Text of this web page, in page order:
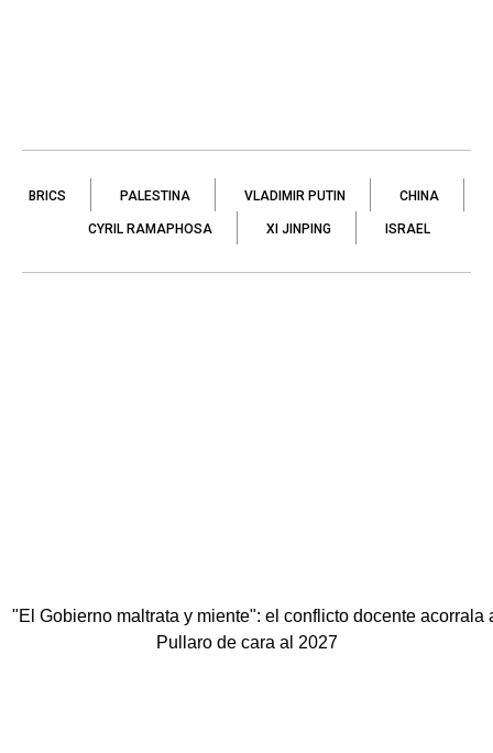
BRICS PALESTINA VLADIMIR PUTIN CHINA
CYRIL RAMAPHOSA XI JINPING ISRAEL